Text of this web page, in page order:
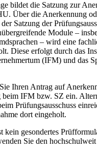
bildet die Satzung zur
Über die Anerkennung
Satzung der
Module –
– wird eine
Diese erfolgt durch das
(IFM) und das
IhrenAntrag auf
beim IFM bzw. SZ ein.
Prüfungsausschuss
dort eingeholt.
kein gesondertes
Sie den